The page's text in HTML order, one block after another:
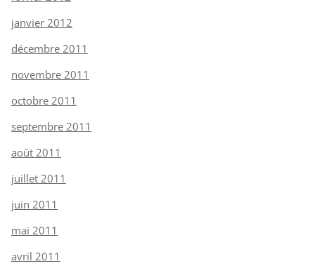
janvier 2012
décembre 2011
novembre 2011
octobre 2011
septembre 2011
août 2011
juillet 2011
juin 2011
mai 2011
avril 2011